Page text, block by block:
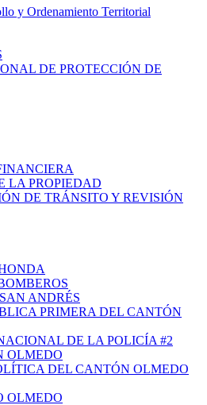
y Ordenamiento Territorial
DE PROTECCIÓN DE
LA PROPIEDAD
DE TRÁNSITO Y REVISIÓN
ANDRÉS
PRIMERA DEL CANTÓN
DE LA POLICÍA #2
OLMEDO
DEL CANTÓN OLMEDO
OLMEDO